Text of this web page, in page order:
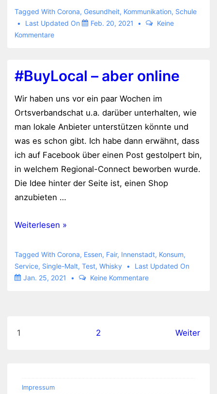
Immanuel-
Kant-
Gymnasium
Tagged With Corona, Gesundheit, Kommunikation, Schule
Last Updated On
Feb. 20, 2021
Keine
Kommentare
#BuyLocal – aber online
Wir haben uns vor ein paar Wochen im
Ortsverbandschat u.a. darüber unterhalten, wie
man lokale Anbieter unterstützen könnte und
was es schon gibt. Ich habe dann erwähnt, dass
ich auf Facebook über einen Post gestolpert bin,
in welchem Regional-Connect beworben wurde.
Die Idee hinter der Seite ist, einen Shop
anzubieten …
#BuyLocal
aber
online
Weiterlesen »
Tagged With Corona, Essen, Fair, Innenstadt, Konsum,
Service, Single-Malt, Test, Whisky
Last Updated On
Jan. 25, 2021
Keine Kommentare
Seitennummerierung
1 2 Weiter
Impressum